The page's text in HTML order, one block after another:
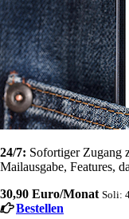
24/7: Sofortiger Zugang
Mailausgabe, Features,
30,90 Euro/Monat Soli:
Bestellen